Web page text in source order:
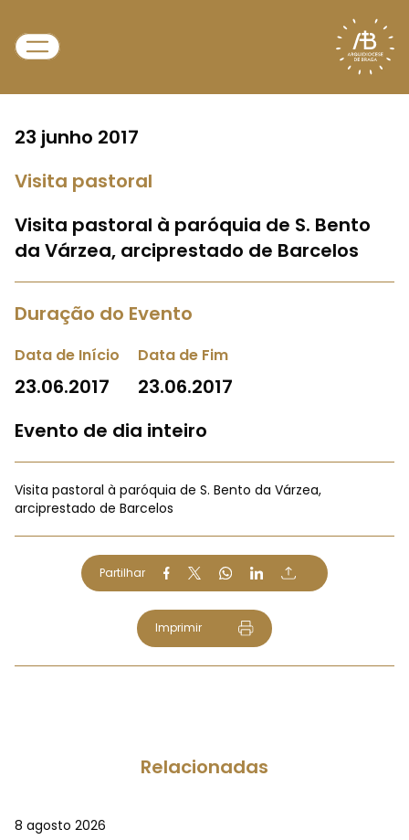
23 junho 2017
Visita pastoral
Visita pastoral à paróquia de S. Bento
da Várzea, arciprestado de Barcelos
Duração do Evento
Data de Início
23.06.2017
Data de Fim
23.06.2017
Evento de dia inteiro
Visita pastoral à paróquia de S. Bento da Várzea,
arciprestado de Barcelos
Partilhar
Imprimir
Relacionadas
8 agosto 2026